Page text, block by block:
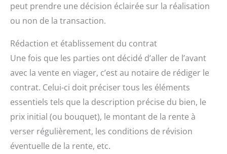
peut prendre une décision éclairée sur la réalisation
ou non de la transaction.
Rédaction et établissement du contrat
Une fois que les parties ont décidé d’aller de l’avant
avec la vente en viager, c’est au notaire de rédiger le
contrat. Celui-ci doit préciser tous les éléments
essentiels tels que la description précise du bien, le
prix initial (ou bouquet), le montant de la rente à
verser régulièrement, les conditions de révision
éventuelle de la rente, etc.